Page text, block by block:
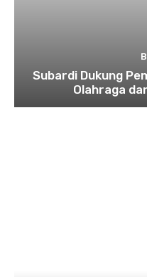
Subardi Dukung
Olahraga